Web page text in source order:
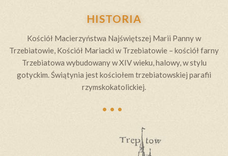
HISTORIA
Kościół Macierzyństwa Najświętszej Marii Panny w
Trzebiatowie, Kościół Mariacki w Trzebiatowie – kościół farny
Trzebiatowa wybudowany w XIV wieku, halowy, w stylu
gotyckim. Świątynia jest kościołem trzebiatowskiej parafii
rzymskokatolickiej.
…